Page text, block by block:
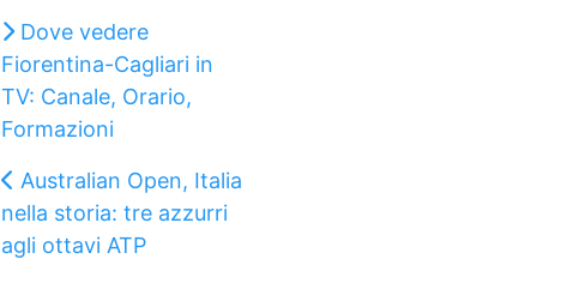
Dove vedere
Fiorentina-Cagliari in
TV: Canale, Orario,
Formazioni
Australian Open, Italia
nella storia: tre azzurri
agli ottavi ATP